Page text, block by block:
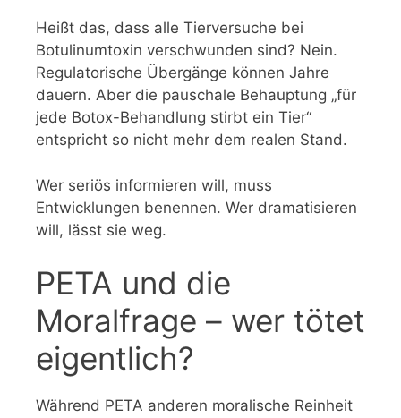
Heißt das, dass alle Tierversuche bei
Botulinumtoxin verschwunden sind? Nein.
Regulatorische Übergänge können Jahre
dauern. Aber die pauschale Behauptung „für
jede Botox-Behandlung stirbt ein Tier“
entspricht so nicht mehr dem realen Stand.
Wer seriös informieren will, muss
Entwicklungen benennen. Wer dramatisieren
will, lässt sie weg.
PETA und die
Moralfrage – wer tötet
eigentlich?
Während PETA anderen moralische Reinheit